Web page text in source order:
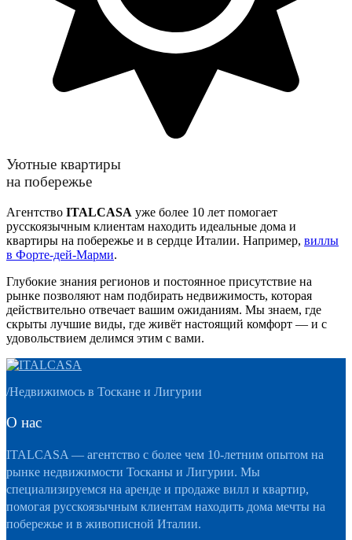
Уютные квартиры
на побережье
Агентство ITALCASA уже более 10 лет помогает
русскоязычным клиентам находить идеальные дома и
квартиры на побережье и в сердце Италии. Например, виллы
в Форте-дей-Марми.
Глубокие знания регионов и постоянное присутствие на
рынке позволяют нам подбирать недвижимость, которая
действительно отвечает вашим ожиданиям. Мы знаем, где
скрыты лучшие виды, где живёт настоящий комфорт — и с
удовольствием делимся этим с вами.
/Недвижимось в Тоскане и Лигурии
О нас
ITALCASA — агентство с более чем 10-летним опытом на
рынке недвижимости Тосканы и Лигурии. Мы
специализируемся на аренде и продаже вилл и квартир,
помогая русскоязычным клиентам находить дома мечты на
побережье и в живописной Италии.